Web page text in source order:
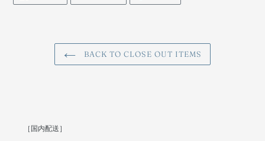
FACEBOOK
TWITTER
PINTEREST
BACK TO CLOSE OUT ITEMS
［国内配送］